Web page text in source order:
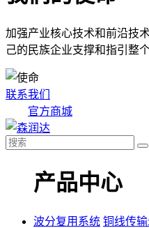
加强产业核心技术和前沿技
己的民族企业支撑和指引整
联系我们
官方商城
产品中心
波分复用系统 铜线传